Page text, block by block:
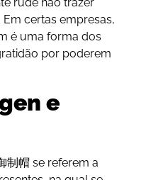
certas empresas,
é uma forma dos
por poderem
e
制帽 se referem a